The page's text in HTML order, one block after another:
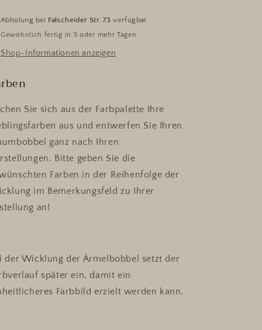
Abholung bei Falscheider Str. 73 verfügbar
Gewöhnlich fertig in 5 oder mehr Tagen
Shop-Informationen anzeigen
Sie sich aus der Farbpalette Ihre
aus und entwerfen Sie Ihren
ganz nach Ihren
Bitte geben Sie die
Farben in der Reihenfolge der
im Bemerkungsfeld zu Ihrer
an!
der Wicklung der Ärmelbobbel setzt der
später ein, damit ein
Farbbild erzielt werden kann.